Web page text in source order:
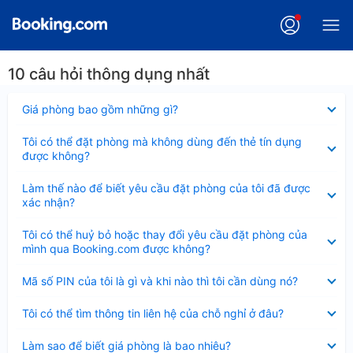
10 câu hỏi thông dụng nhất
Giá phòng bao gồm những gì?
thu
Tôi có thể đặt phòng mà không dùng đến thẻ tín dụng
được không?
thu
gọn
Làm thế nào để biết yêu cầu đặt phòng của tôi đã được
xác nhận?
thu
gọn
Tôi có thể huỷ bỏ hoặc thay đổi yêu cầu đặt phòng của
mình qua Booking.com được không?
thu
gọn
Mã số PIN của tôi là gì và khi nào thì tôi cần dùng nó?
thu
Tôi có thể tìm thông tin liên hệ của chỗ nghỉ ở đâu?
thu
Làm sao để biết giá phòng là bao nhiêu?
thu